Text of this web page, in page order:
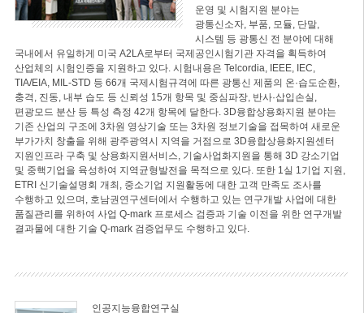
운영 및 시험지원 분야는
광통신소자, 부품, 모듈, 단말,
시스템 등 광통신 전 분야에 대해
국내에서 유일하게 미국 A2LA로부터 국제공인시험기관 자격을 획득하여
산업체의 시험인증을 지원하고 있다. 시험내용은 Telcordia, IEEE, IEC,
TIA/EIA, MIL-STD 등 66개 국제시험규격에 따른 광통신 제품의 온·습도순환,
충격, 진동, 내부 습도 등 신뢰성 15개 항목 및 중심파장, 반사·삽입손실,
편광모드 분산 등 특성 측정 42개 항목에 달한다. 3D융합상용화지원 분야는
기존 산업의 구조에 3차원 영상기술 또는 3차원 정보기술을 접목하여 새로운
부가가치 창출을 위해 광주광역시 지역을 거점으로 3D융합상용화지원센터
지원인프라 구축 및 상용화지원서비스, 기술사업화지원을 통해 3D 강소기업
및 중핵기업을 육성하여 지역균형발전을 목적으로 있다. 또한 1실 1기업 지원,
ETRI 신기술설명회 개최, 중소기업 지원활동에 대한 고객 만족도 조사를
수행하고 있으며, 호남권연구센터에서 수행하고 있는 연구개발 사업에 대한
품질관리를 위하여 사업 Q-mark 프로세스 검증과 기술 이전을 위한 연구개발
결과물에 대한 기술 Q-mark 검증업무도 수행하고 있다.
인공지능융합연구실